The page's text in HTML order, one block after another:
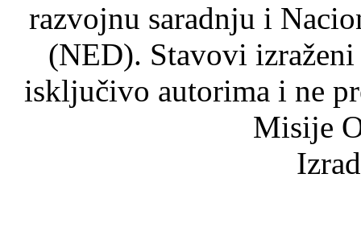
razvojnu saradnju i
(NED). Stavovi
isključivo autorima i ne
Misije